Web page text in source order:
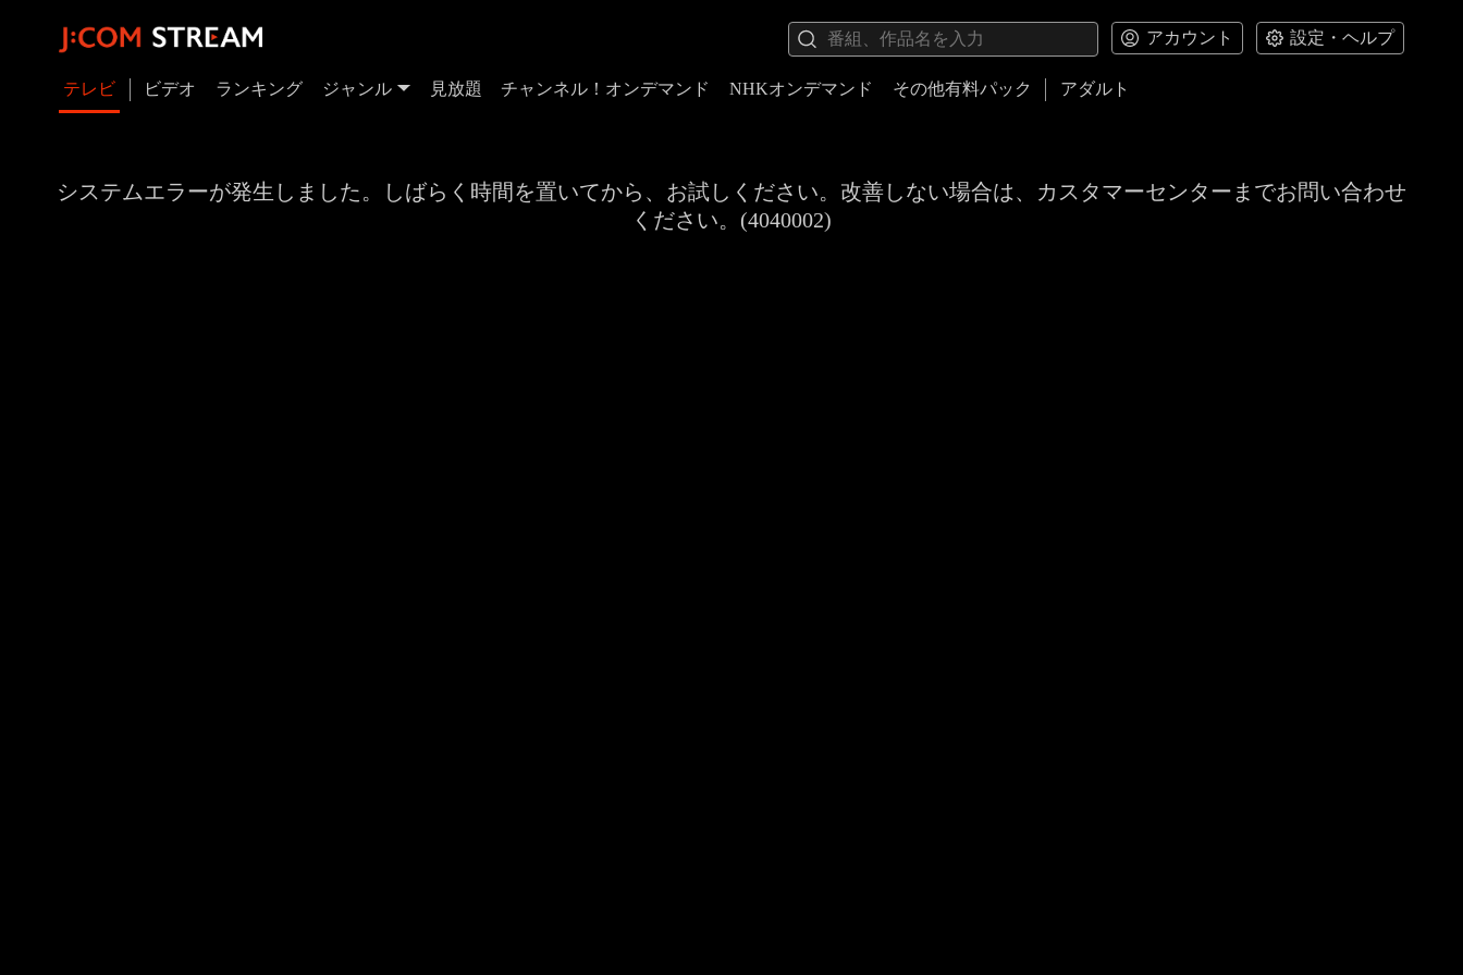
アカウント 設定・ヘルプ
テレビ ビデオ ランキング ジャンル 見放題 チャンネル！オンデマンド NHKオンデマンド その他有料パック アダルト
システムエラーが発生しました。しばらく時間を置いてから、お試しください。改善しない場合は、カスタマーセンターまでお問い合わせ
ください。(4040002)